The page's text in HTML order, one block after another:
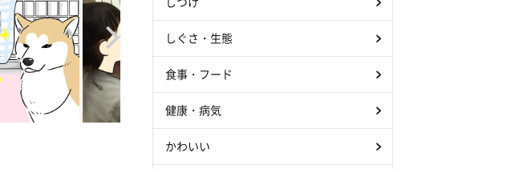
しぐさ・生態
食事・フード
健康・病気
かわいい